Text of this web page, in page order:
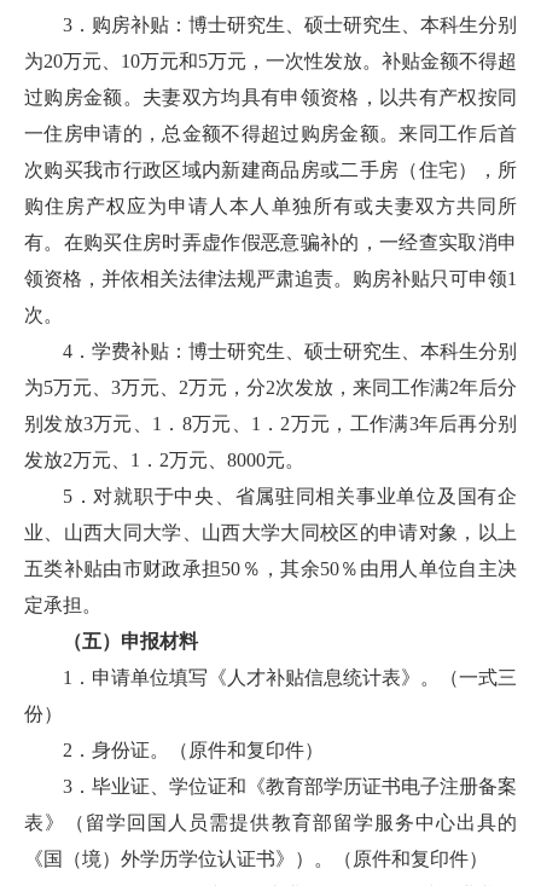
3．购房补贴：博士研究生、硕士研究生、本科生分别
为20万元、10万元和5万元，一次性发放。补贴金额不得超
过购房金额。夫妻双方均具有申领资格，以共有产权按同
一住房申请的，总金额不得超过购房金额。来同工作后首
次购买我市行政区域内新建商品房或二手房（住宅），所
购住房产权应为申请人本人单独所有或夫妻双方共同所
有。在购买住房时弄虚作假恶意骗补的，一经查实取消申
领资格，并依相关法律法规严肃追责。购房补贴只可申领1
次。
4．学费补贴：博士研究生、硕士研究生、本科生分别
为5万元、3万元、2万元，分2次发放，来同工作满2年后分
别发放3万元、1．8万元、1．2万元，工作满3年后再分别
发放2万元、1．2万元、8000元。
5．对就职于中央、省属驻同相关事业单位及国有企
业、山西大同大学、山西大学大同校区的申请对象，以上
五类补贴由市财政承担50％，其余50％由用人单位自主决
定承担。
（五）申报材料
1．申请单位填写《人才补贴信息统计表》。（一式三
份）
2．身份证。（原件和复印件）
3．毕业证、学位证和《教育部学历证书电子注册备案
表》（留学回国人员需提供教育部留学服务中心出具的
《国（境）外学历学位认证书》）。（原件和复印件）